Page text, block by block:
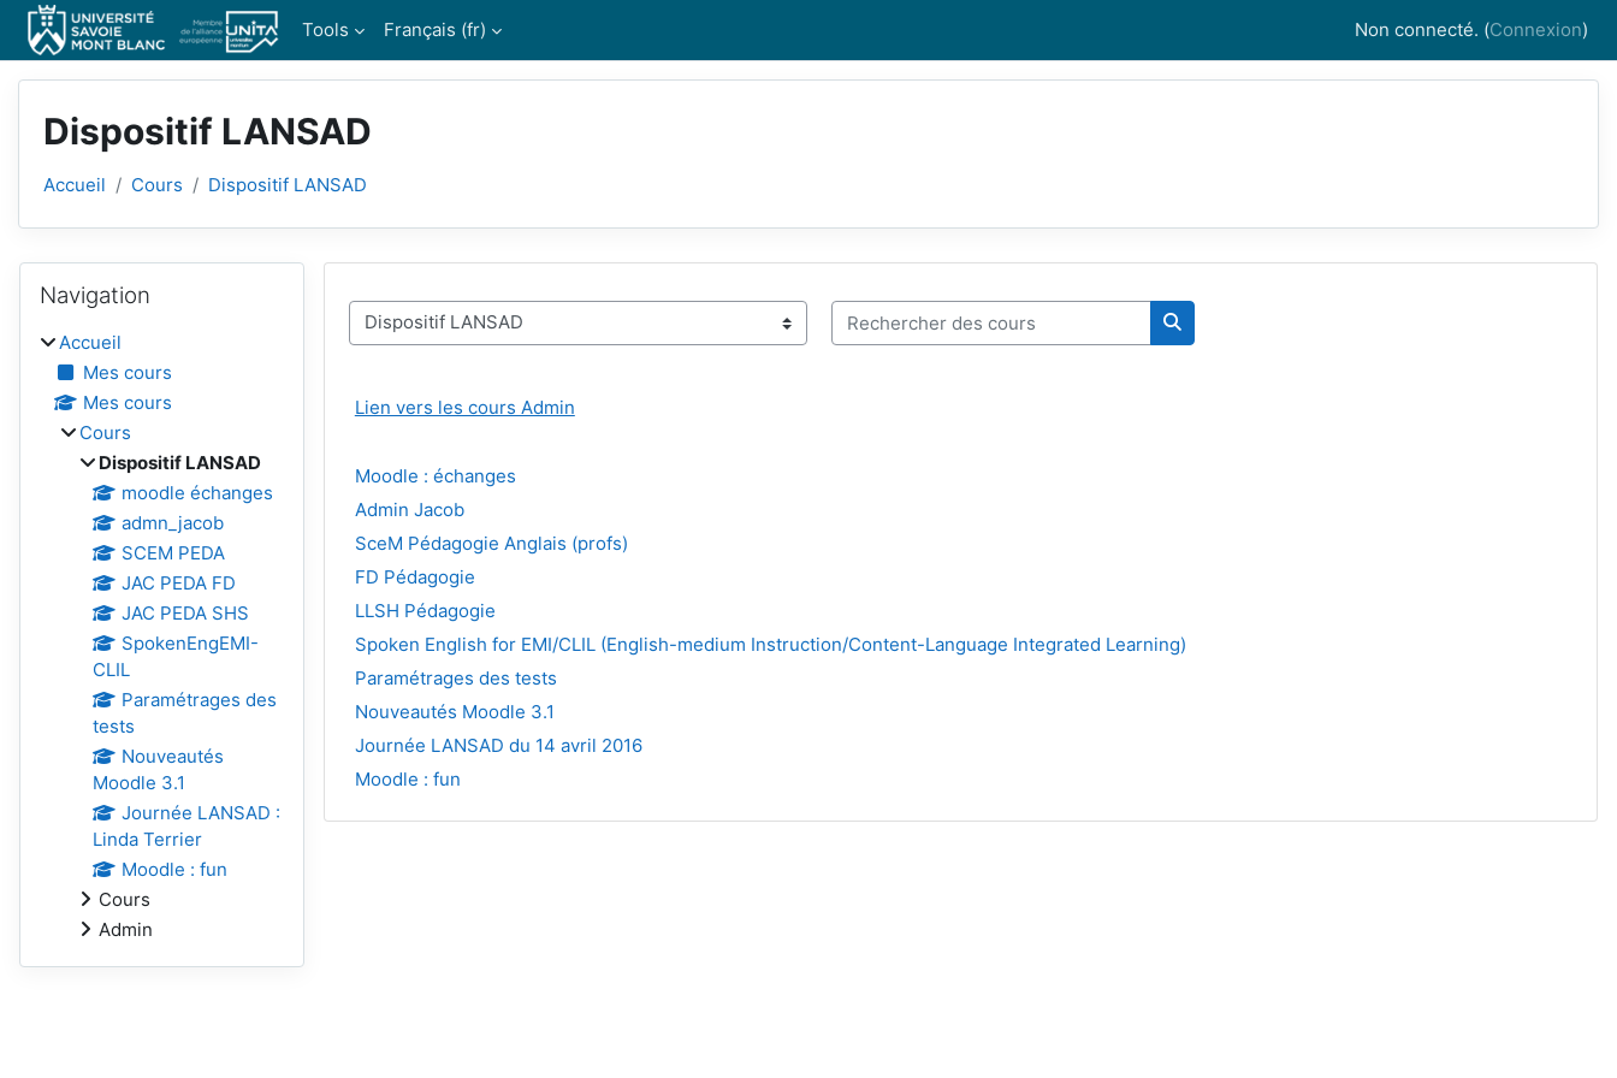
Passer au contenu principal
Tools Français ‎(fr)‎ Non connecté. (Connexion)
Dispositif LANSAD
Accueil Cours Dispositif LANSAD
Catégories de cours
Rechercher des cours
Rechercher des cours
Lien vers les cours Admin
Moodle : échanges
Admin Jacob
SceM Pédagogie Anglais (profs)
FD Pédagogie
LLSH Pédagogie
Spoken English for EMI/CLIL (English-medium Instruction/Content-Language Integrated Learning)
Paramétrages des tests
Nouveautés Moodle 3.1
Journée LANSAD du 14 avril 2016
Moodle : fun
Blocs
Navigation
Accueil
Mes cours
Mes cours
Cours
Dispositif LANSAD
moodle échanges
admn_jacob
SCEM PEDA
JAC PEDA FD
JAC PEDA SHS
SpokenEngEMI-
CLIL
Paramétrages des
tests
Nouveautés
Moodle 3.1
Journée LANSAD :
Linda Terrier
Moodle : fun
Cours
Admin